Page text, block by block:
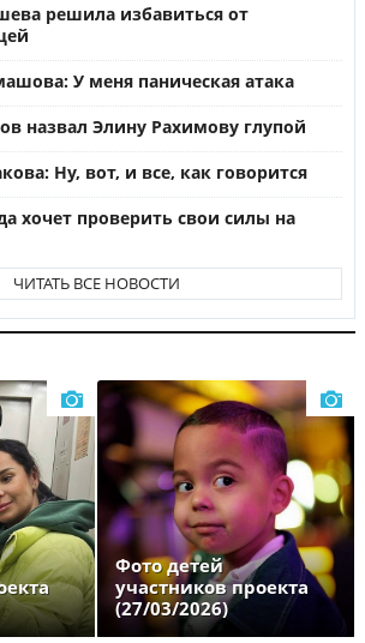
решила избавиться от
У меня паническая атака
назвал Элину Рахимову глупой
Ну, вот, и все, как говорится
хочет проверить свои силы на
ЧИТАТЬ ВСЕ НОВОСТИ
Фото детей
участников проекта
(27/03/2026)